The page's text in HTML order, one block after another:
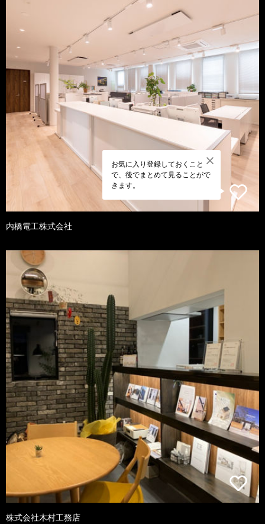
お気に入り登録しておくこと
で、後でまとめて見ることがで
きます。
内橋電工株式会社
株式会社木村工務店